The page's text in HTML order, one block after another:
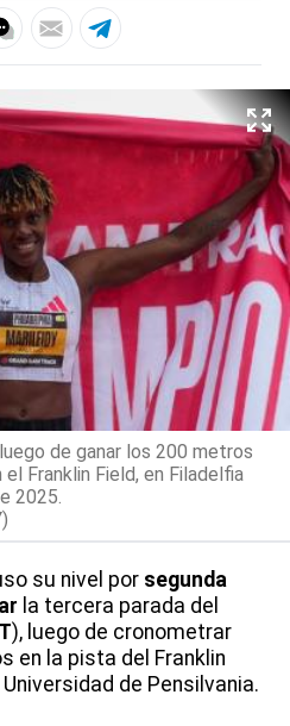
de ganar los 200 metros
Franklin Field, en Filadelfia
2025.
)
su nivel por segunda
la tercera parada del
), luego de cronometrar
en la pista del Franklin
de Pensilvania.